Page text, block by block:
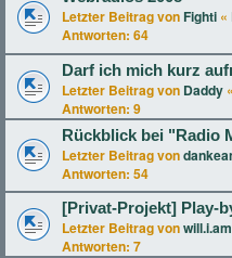
Letzter Beitrag von Fighti «
Antworten: 64
Darf ich mich kurz
Letzter Beitrag von Daddy «
Antworten: 9
Rückblick bei "Radio
Letzter Beitrag von
Antworten: 54
[Privat-Projekt] Play-
Letzter Beitrag vonwill.i.am
Antworten: 7